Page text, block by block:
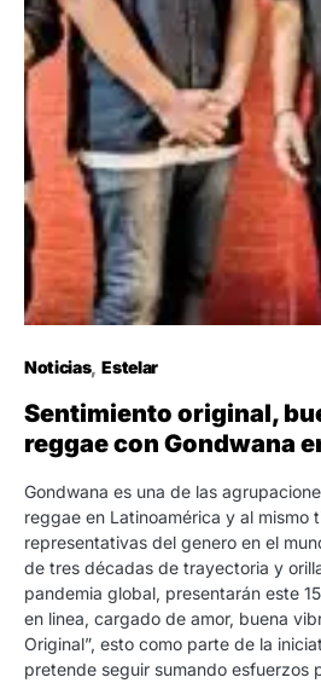
Noticias Estelar
Sentimiento original,
reggae con Gondwana
Gondwana es una de las
reggae en Latinoamérica y al mismo
representativas del genero en el
de tres décadas de trayectoria y
pandemia global, presentarán este
en linea, cargado de amor, buena
Original”, esto como parte de la
pretende seguir sumando esfuerzos